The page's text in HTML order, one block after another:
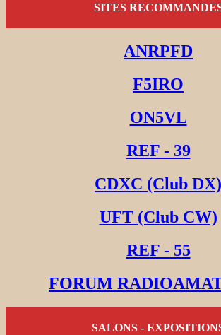
SITES
ANRPFD
F5IRO
ON5VL
REF - 39
CDXC (Club DX)
UFT (Club CW)
REF - 55
FORUM
SALONS -